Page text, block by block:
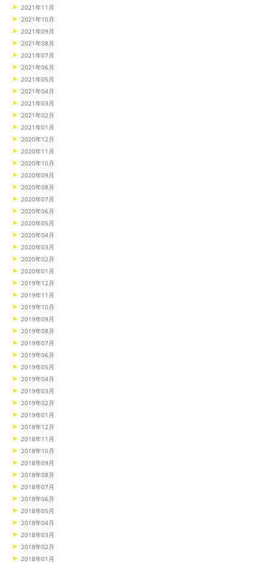
2021年11月
2021年10月
2021年09月
2021年08月
2021年07月
2021年06月
2021年05月
2021年04月
2021年03月
2021年02月
2021年01月
2020年12月
2020年11月
2020年10月
2020年09月
2020年08月
2020年07月
2020年06月
2020年05月
2020年04月
2020年03月
2020年02月
2020年01月
2019年12月
2019年11月
2019年10月
2019年09月
2019年08月
2019年07月
2019年06月
2019年05月
2019年04月
2019年03月
2019年02月
2019年01月
2018年12月
2018年11月
2018年10月
2018年09月
2018年08月
2018年07月
2018年06月
2018年05月
2018年04月
2018年03月
2018年02月
2018年01月